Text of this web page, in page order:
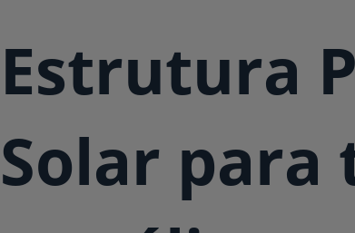
Estrutura
Solar para